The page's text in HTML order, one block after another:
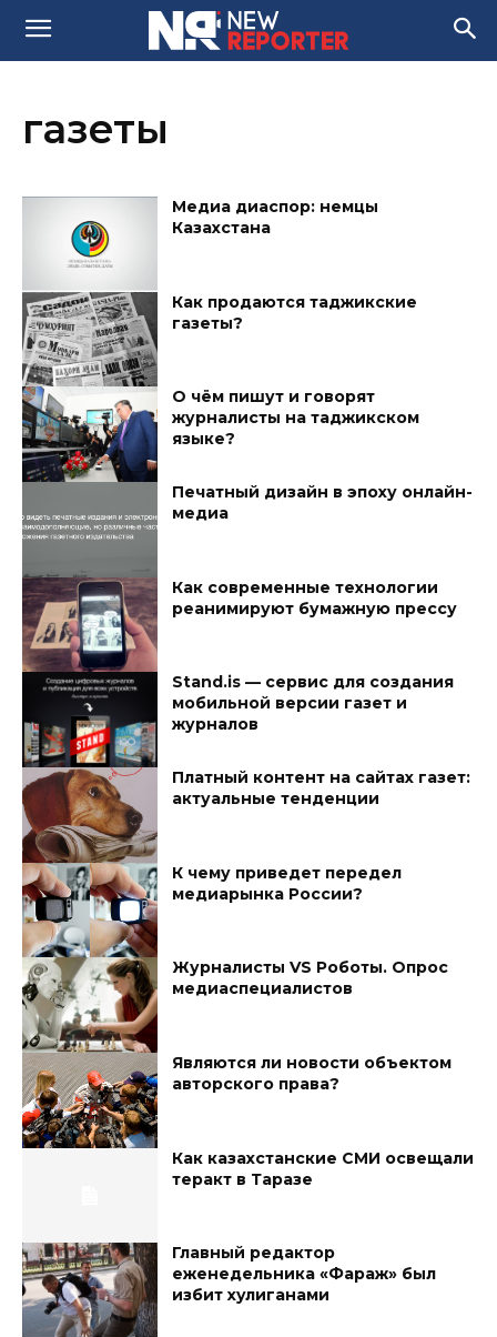
газеты
Медиа диаспор: немцы
Казахстана
Как продаются таджикские
газеты?
О чём пишут и говорят
журналисты на таджикском
языке?
Печатный дизайн в эпоху онлайн-
медиа
Как современные технологии
реанимируют бумажную прессу
Stand.is — сервис для создания
мобильной версии газет и
журналов
Платный контент на сайтах газет:
актуальные тенденции
К чему приведет передел
медиарынка России?
Журналисты VS Роботы. Опрос
медиаспециалистов
Являются ли новости объектом
авторского права?
Как казахстанские СМИ освещали
теракт в Таразе
Главный редактор
еженедельника «Фараж» был
избит хулиганами